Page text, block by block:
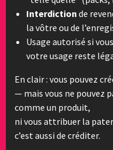
Interdiction de
la vôtre ou de
Usage autorisé si
votre usage reste
En clair : vous pouvez
— mais vous ne pouvez
comme un produit,
ni vous attribuer la
c’est aussi de créditer.